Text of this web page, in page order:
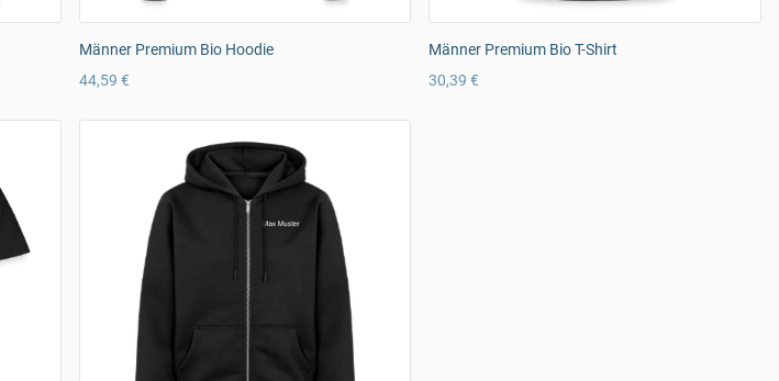
Männer Premium Bio Hoodie
44,59 €
Männer Premium Bio T-Shirt
30,39 €